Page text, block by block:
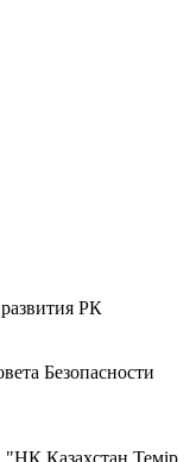
РК
Безопасности
"НК Казахстан Темiр